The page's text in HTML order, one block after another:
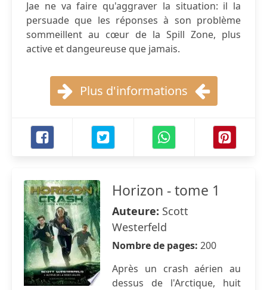
Jae ne va faire qu'aggraver la situation: il la
persuade que les réponses à son problème
sommeillent au cœur de la Spill Zone, plus
active et dangeureuse que jamais.
Plus d'informations
Horizon - tome 1
Auteure: Scott
Westerfeld
Nombre de pages: 200
Après un crash aérien au
dessus de l'Arctique, huit